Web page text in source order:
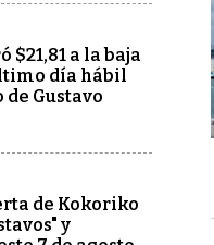
$21,81 a la baja
día hábil
Gustavo
de Kokoriko
y